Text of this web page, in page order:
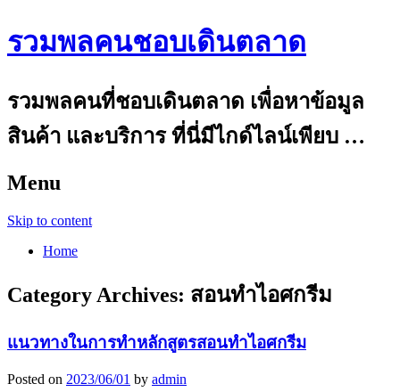
รวมพลคนชอบเดินตลาด
รวมพลคนที่ชอบเดินตลาด เพื่อหาข้อมูล
สินค้า และบริการ ที่นี่มีไกด์ไลน์เพียบ …
Menu
Skip to content
Home
Category Archives: สอนทำไอศกรีม
แนวทางในการทำหลักสูตรสอนทำไอศกรีม
Posted on 2023/06/01 by admin